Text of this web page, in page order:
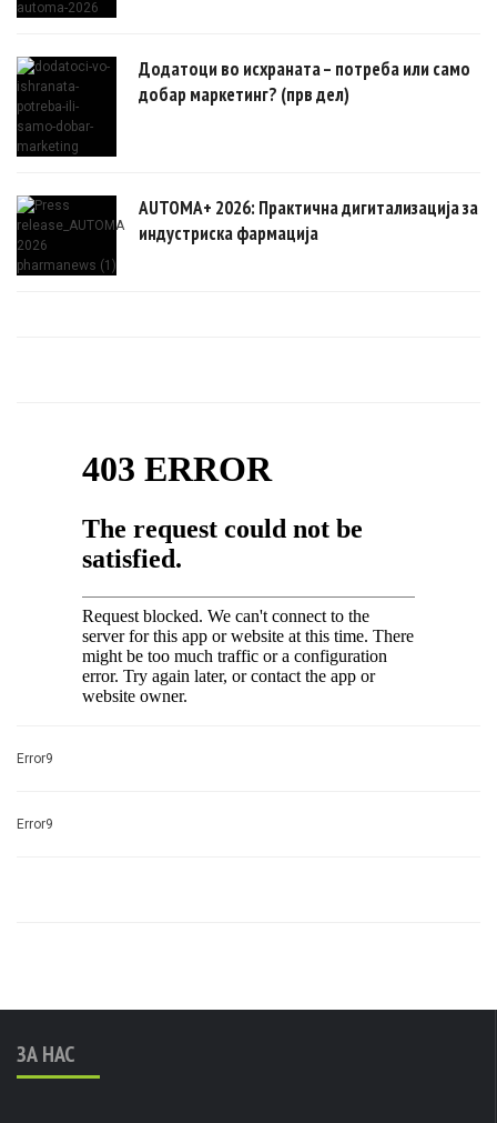
Додатоци во исхраната – потреба или само
добар маркетинг? (прв дел)
AUTOMA+ 2026: Практична дигитализација за
индустриска фармација
Error9
Error9
ЗА НАС